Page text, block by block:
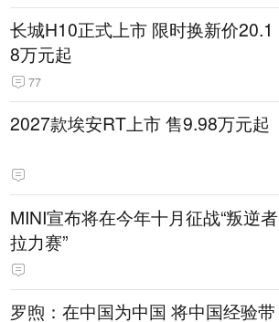
长城H10正式上市 限时换新价20.1
8万元起
77
2027款埃安RT上市 售9.98万元起
MINI宣布将在今年十月征战“叛逆者
拉力赛”
罗煦：在中国为中国 将中国经验带